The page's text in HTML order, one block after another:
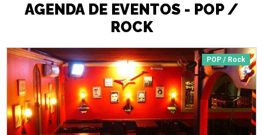
AGENDA DE EVENTOS - POP /
ROCK
POP / Rock